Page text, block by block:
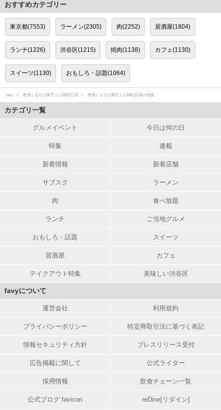
おすすめカテゴリー
東京都(7553) ラーメン(2305) 肉(2252) 居酒屋(1804)
ランチ(1226) 渋谷区(1215) 焼肉(1138) カフェ(1130)
スイーツ(1130) おもしろ・話題(1064)
favy 豊洲ぐるり公園手ぶらBBQ広場 豊洲ぐるり公園手ぶらBBQ広場の地図
カテゴリ一覧
グルメイベント 今日は何の日
特集 連載
新着情報 新着店舗
サブスク ラーメン
肉 食べ放題
ランチ ご当地グルメ
おもしろ・話題 スイーツ
居酒屋 カフェ
テイクアウト特集 美味しい渋谷区
favyについて
運営会社 利用規約
プライバシーポリシー 特定商取引法に基づく表記
情報セキュリティ方針 プレスリリース受付
広告掲載に関して 公式ライター
採用情報 飲食チェーン一覧
公式ブログ favicon reDine[リダイン]